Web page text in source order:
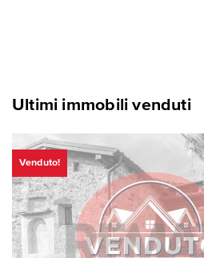
Ultimi immobili venduti
Venduto!